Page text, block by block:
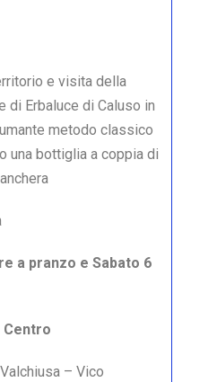
e visita della
di Erbaluce di Caluso in
metodo classico
una bottiglia a coppia di
a pranzo e Sabato 6
– Vico